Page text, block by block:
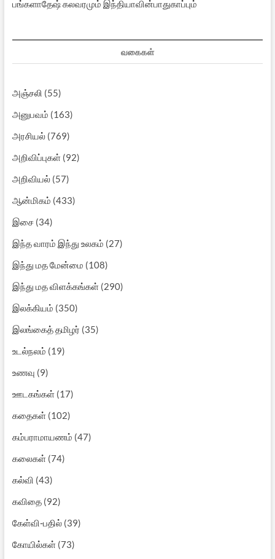
பங்களாதேஷ் கலவரமும் இந்தியாவின்பாதுகாப்பும்
வகைகள்
அஞ்சலி (55)
அனுபவம் (163)
அரசியல்(769)
அறிவிப்புகள்(92)
அறிவியல்(57)
ஆன்மிகம் (433)
இசை(34)
இந்த வாரம் இந்து உலகம் (27)
இந்து மத மேன்மை (108)
இந்து மத விளக்கங்கள்(290)
இலக்கியம் (350)
இலங்கைத் தமிழர் (35)
உடல்நலம் (19)
உணவு (9)
ஊடகங்கள்(17)
கதைகள்(102)
கம்பராமாயணம் (47)
கலைகள்(74)
கல்வி (43)
கவிதை(92)
கேள்வி-பதில்(39)
கோயில்கள்(73)